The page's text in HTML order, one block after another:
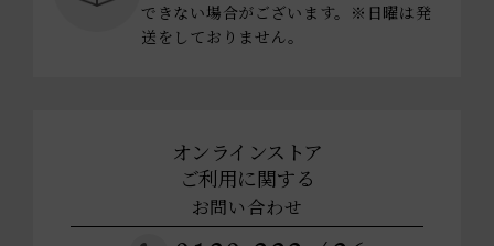
できない場合がございます。※日曜は発
送をしておりません。
オンラインストア
ご利用に関する
お問い合わせ